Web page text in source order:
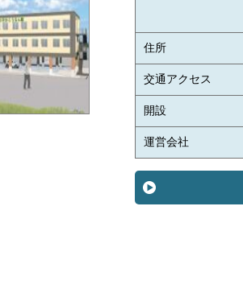
住所
交通アクセス
開設
運営会社